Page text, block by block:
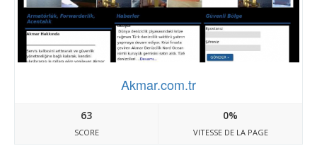
Akmar.com.tr
63
SCORE
0%
VITESSE DE LA PAGE